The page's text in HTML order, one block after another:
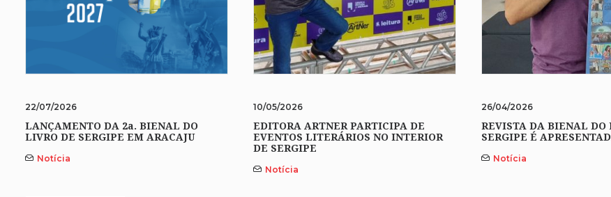
22/07/2026
LANÇAMENTO DA 2a. BIENAL DO
LIVRO DE SERGIPE EM ARACAJU
Notícia
10/05/2026
EDITORA ARTNER PARTICIPA DE
EVENTOS LITERÁRIOS NO INTERIOR
DE SERGIPE
Notícia
26/04/2026
REVISTA DA BIENAL DO
SERGIPE É
Notícia